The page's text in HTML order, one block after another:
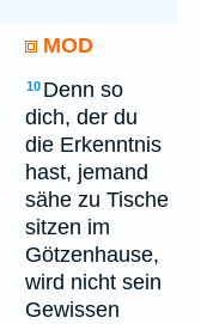
MOD
10 Denn so
dich, der du
die Erkenntnis
hast, jemand
sähe zu Tische
sitzen im
Götzenhause,
wird nicht sein
Gewissen